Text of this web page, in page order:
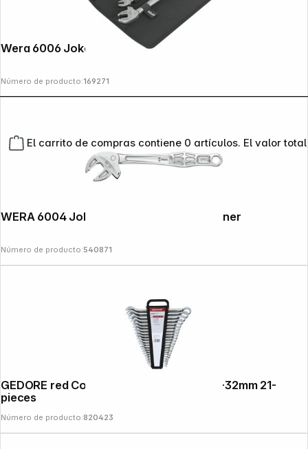
El carrito de compras contiene 0 artículos. El valor
Wera 6006 Joker 2 Set 1
Número de producto:169271
WERA 6004 Joker XXL self-setting Spanner
Número de producto:540871
GEDORE red Combination Spanner Set 6-32mm 21-
pieces
Número de producto:820423